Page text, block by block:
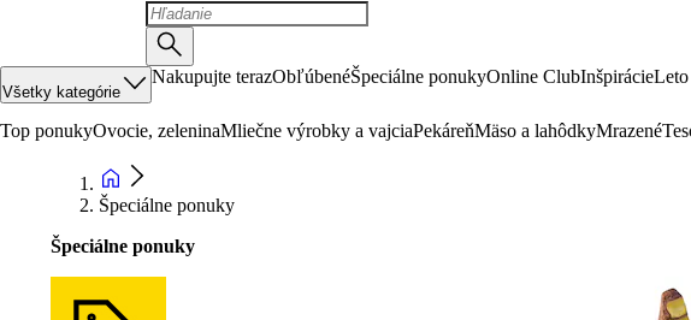
Všetky kategórie
Nakupujte terazObľúbenéŠpeciálne ponukyOnline ClubInšpirácieLeto
Top ponukyOvocie, zeleninaMliečne výrobky a vajciaPekáreňMäso a lahôdkyMrazené
Špeciálne ponuky
Špeciálne ponuky